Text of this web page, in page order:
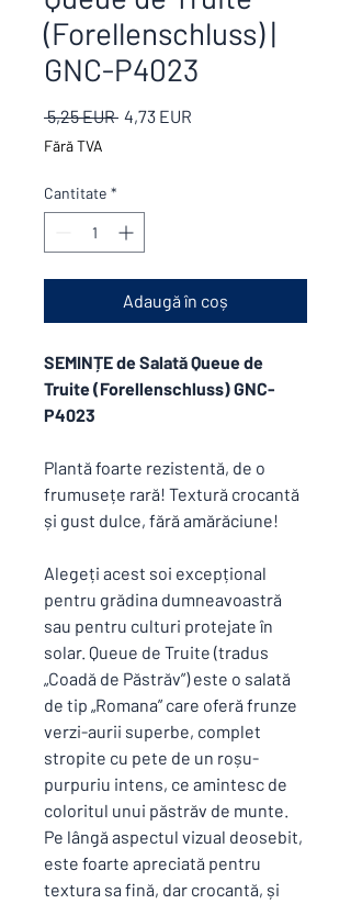
(Forellenschluss) |
GNC-P4023
5,25 EUR Preț
4,73 EUR
Fără TVA
Cantitate *
Adaugă în coș
SEMINȚE de Salată Queue de
Truite (Forellenschluss) GNC-
P4023
Plantă foarte rezistentă, de o
frumusețe rară! Textură crocantă
și gust dulce, fără amărăciune!
Alegeți acest soi excepțional
pentru grădina dumneavoastră
sau pentru culturi protejate în
solar. Queue de Truite (tradus
„Coadă de Păstrăv”) este o salată
de tip „Romana” care oferă frunze
verzi-aurii superbe, complet
stropite cu pete de un roșu-
purpuriu intens, ce amintesc de
coloritul unui păstrăv de munte.
Pe lângă aspectul vizual deosebit,
este foarte apreciată pentru
textura sa fină, dar crocantă, și